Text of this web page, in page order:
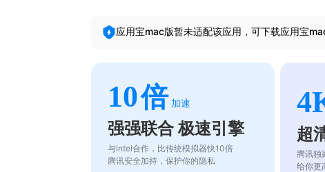
应用宝mac版暂未适配该应用，可下载应用宝
10倍 加速
强强联合 极速引擎
与intel合作，比传统模拟器快10倍
腾讯安全加持，保护你的隐私
超
腾讯独
给你更